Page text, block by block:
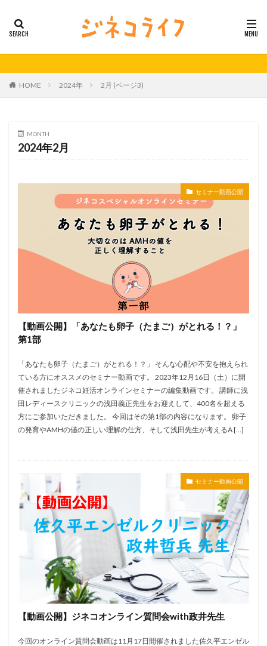
HOME 2024年 2月 (ページ3)
MONTH
2024年2月
セミナー動画公開
【動画公開】「あなたも卵子（たまご）がとれる！？」
第1部
「あなたも卵子（たまご）がとれる！？」 そんな心配や不安を抱えられ
ている方にオススメのセミナー動画です。 2023年12月16日（土）に開
催されましたジネコ妊活オンラインセミナーの編集動画です。 講師に浅
田レディースクリニックの浅田義正先生をお迎えして、400名を超える
方にご参加いただきました。 今回はその第1部の内容になります。 卵子
の発育やAMHの値の正しい理解の仕方、そして浅田先生が考えるA […]
セミナー動画公開
【動画公開】ジネコオンライン質問会with政井先生
今回のオンライン質問会動画は11月17日開催されました佐久平エンゼル
男性不妊